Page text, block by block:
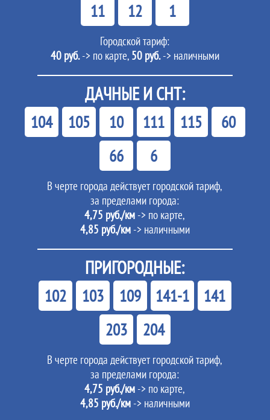
11 12 1
Городской тариф:
40 руб.-> по карте, 50 руб.-> наличными
ДАЧНЫЕ И СНТ:
104 105 10 111 115
60
66
6
В черте города действует городской тариф,
за пределами города:
4,75 руб./км -> по карте,
4,85 руб./км-> наличными
ПРИГОРОДНЫЕ:
102 103 109 141-1
141
203
204
В черте города действует городской тариф,
за пределами города:
4,75 руб./км -> по карте,
4,85 руб./км-> наличными